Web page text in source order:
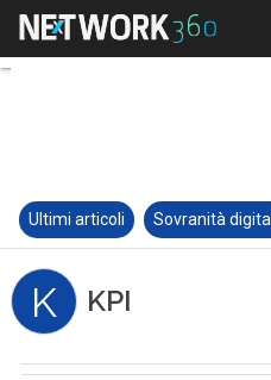
Ultimi articoli Sovranità
K KPI